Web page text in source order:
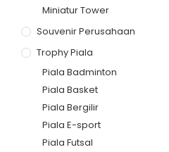
Miniatur Tower
Souvenir Perusahaan
Trophy Piala
Piala Badminton
Piala Basket
Piala Bergilir
Piala E-sport
Piala Futsal